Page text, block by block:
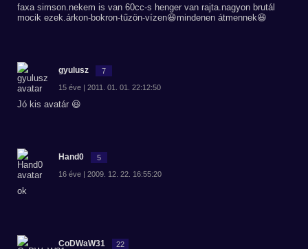
faxa simson.nekem is van 60cc-s henger van rajta.nagyon brutál
mocik ezek.árkon-bokron-tűzön-vízen😆mindenen átmennek😆
gyulusz 7
15 éve | 2011. 01. 01. 22:12:50
Jó kis avatár 😆
Hand0 5
16 éve | 2009. 12. 22. 16:55:20
ok
CoDWaW31 22